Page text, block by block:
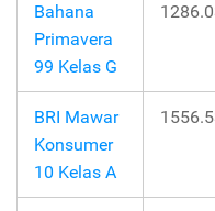
Bahana
Primavera
99 Kelas G
BRI Mawar
Konsumer
10 Kelas A